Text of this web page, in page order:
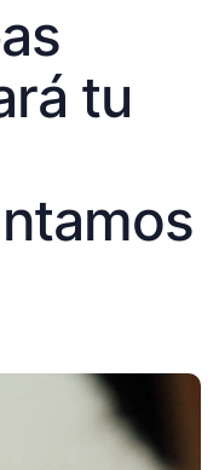
tu